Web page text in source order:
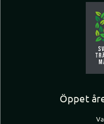
Öppet